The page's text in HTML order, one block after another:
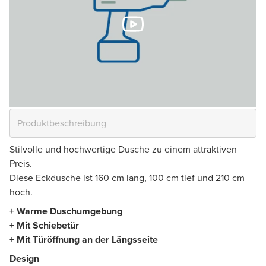
Stilvolle und hochwertige Dusche zu einem attraktiven
Preis.
Diese Eckdusche ist 160 cm lang, 100 cm tief und 210 cm
hoch.
+ Warme Duschumgebung
+ Mit Schiebetür
+ Mit Türöffnung an der Längsseite
Design